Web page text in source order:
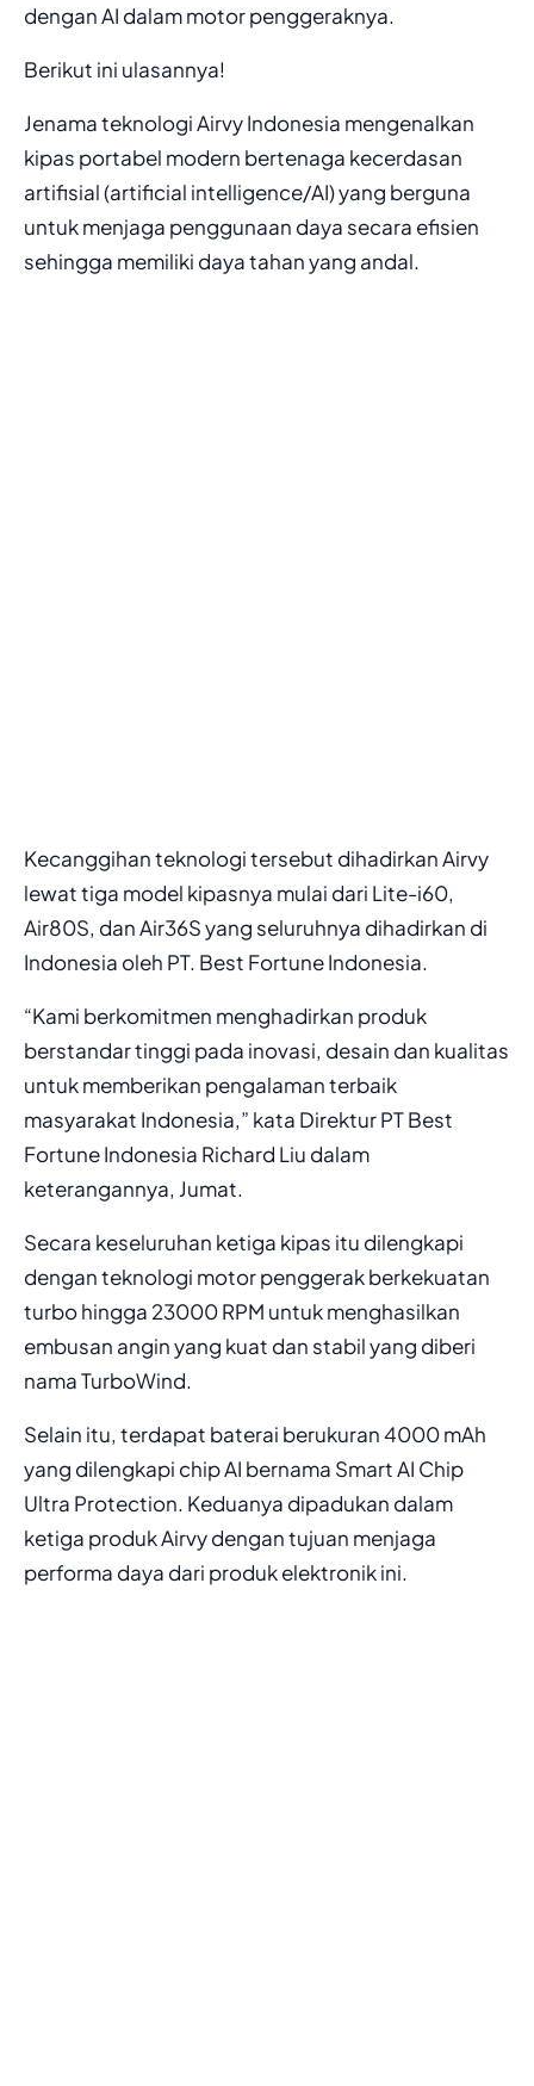
dengan AI dalam motor penggeraknya.
Berikut ini ulasannya!
Jenama teknologi Airvy Indonesia mengenalkan
kipas portabel modern bertenaga kecerdasan
artifisial (artificial intelligence/AI) yang berguna
untuk menjaga penggunaan daya secara efisien
sehingga memiliki daya tahan yang andal.
Kecanggihan teknologi tersebut dihadirkan Airvy
lewat tiga model kipasnya mulai dari Lite-i60,
Air80S, dan Air36S yang seluruhnya dihadirkan di
Indonesia oleh PT. Best Fortune Indonesia.
“Kami berkomitmen menghadirkan produk
berstandar tinggi pada inovasi, desain dan kualitas
untuk memberikan pengalaman terbaik
masyarakat Indonesia,” kata Direktur PT Best
Fortune Indonesia Richard Liu dalam
keterangannya, Jumat.
Secara keseluruhan ketiga kipas itu dilengkapi
dengan teknologi motor penggerak berkekuatan
turbo hingga 23000 RPM untuk menghasilkan
embusan angin yang kuat dan stabil yang diberi
nama TurboWind.
Selain itu, terdapat baterai berukuran 4000 mAh
yang dilengkapi chip AI bernama Smart AI Chip
Ultra Protection. Keduanya dipadukan dalam
ketiga produk Airvy dengan tujuan menjaga
performa daya dari produk elektronik ini.